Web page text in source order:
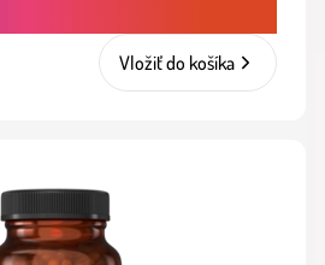
Vložiť do košíka